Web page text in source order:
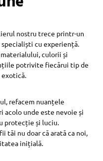
nostru trece printr-un
cu experiență.
culorii și
potrivite fiecărui tip de
exotică.
refacem nuanțele
acolo unde este nevoie și
protecție și luciu.
tăi nu doar că arată ca noi,
inițială.